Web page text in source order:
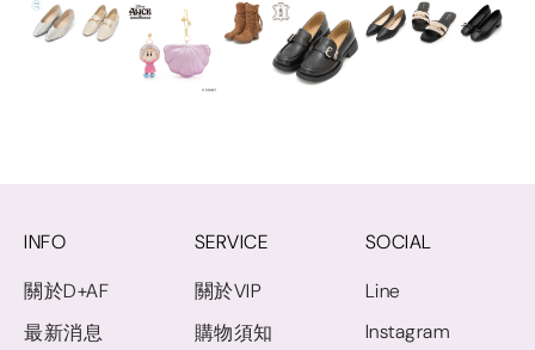
INFO
關於D+AF
最新消息
SERVICE
關於VIP
購物須知
SOCIAL
Line
Instagram